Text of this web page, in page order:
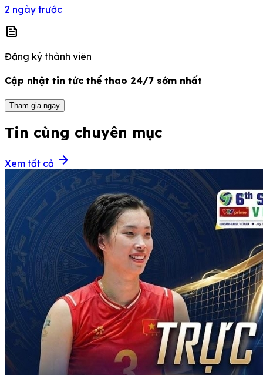
2 ngày trước
news
Đăng ký thành viên
Cập nhật tin tức thể thao 24/7 sớm nhất
Tham gia ngay
Tin cùng chuyên mục
Xem tất cả arrow_forward